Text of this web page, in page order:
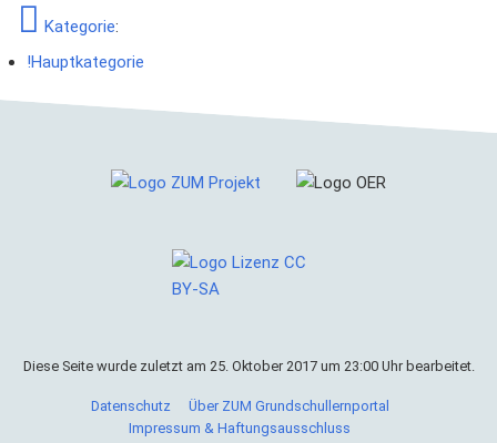
Kategorie:
!Hauptkategorie
Cookies helfen uns bei der Bereitstellung von ZUM
Grundschullernportal. Durch die Nutzung von ZUM
Grundschullernportal erklärst du dich damit einverstanden,
Diese Seite wurde zuletzt am 25. Oktober 2017 um 23:00 Uhr bearbeitet.
Datenschutz
Über ZUM Grundschullernportal
Impressum & Haftungsausschluss